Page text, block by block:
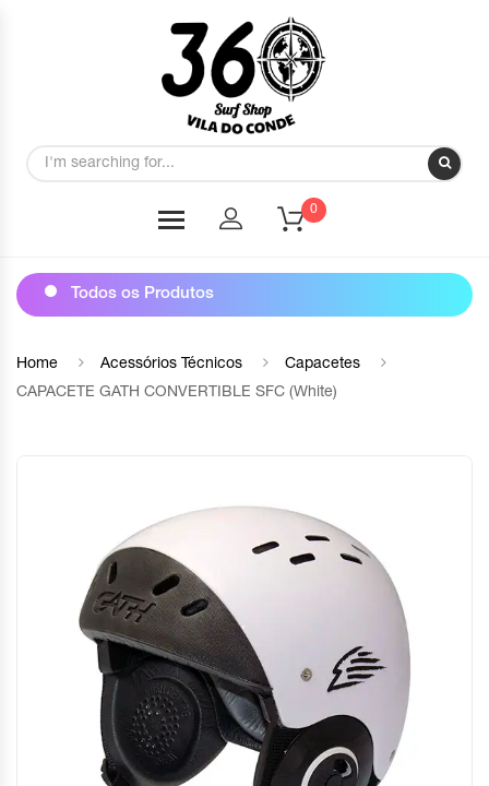
0
Todos os Produtos
Home Acessórios Técnicos
Capacetes
CAPACETE GATH CONVERTIBLE SFC (White)